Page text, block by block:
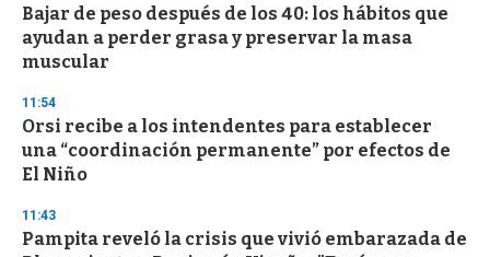
Bajar de peso después de los 40: los hábitos que
ayudan a perder grasa y preservar la masa
muscular
11:54
Orsi recibe a los intendentes para establecer
una “coordinación permanente” por efectos de
El Niño
11:43
Pampita reveló la crisis que vivió embarazada de